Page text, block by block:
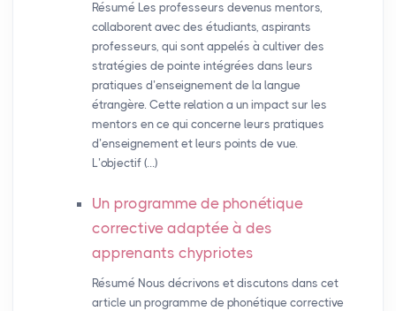
Résumé Les professeurs devenus mentors,
collaborent avec des étudiants, aspirants
professeurs, qui sont appelés à cultiver des
stratégies de pointe intégrées dans leurs
pratiques d’enseignement de la langue
étrangère. Cette relation a un impact sur les
mentors en ce qui concerne leurs pratiques
d’enseignement et leurs points de vue.
L’objectif (…)
Un programme de phonétique
corrective adaptée à des
apprenants chypriotes
Résumé Nous décrivons et discutons dans cet
article un programme de phonétique corrective